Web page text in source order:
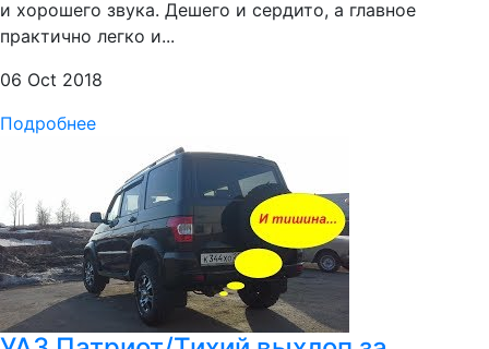
и хорошего звука. Дешего и сердито, а главное
практично легко и...
06 Oct 2018
Подробнее